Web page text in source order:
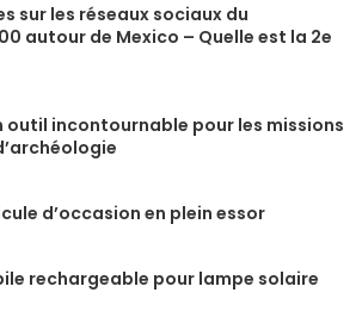
sur les réseaux sociaux du
autour de Mexico – Quelle est la 2e
outil incontournable pour les missions
d’occasion en plein essor
rechargeable pour lampe solaire